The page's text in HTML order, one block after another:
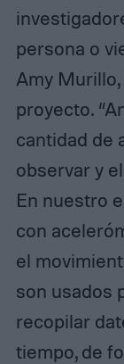
persona o
Amy
proyecto.
cantidad de
observar y
En nuestro
con
el
son usados
recopilar
tiempo, de